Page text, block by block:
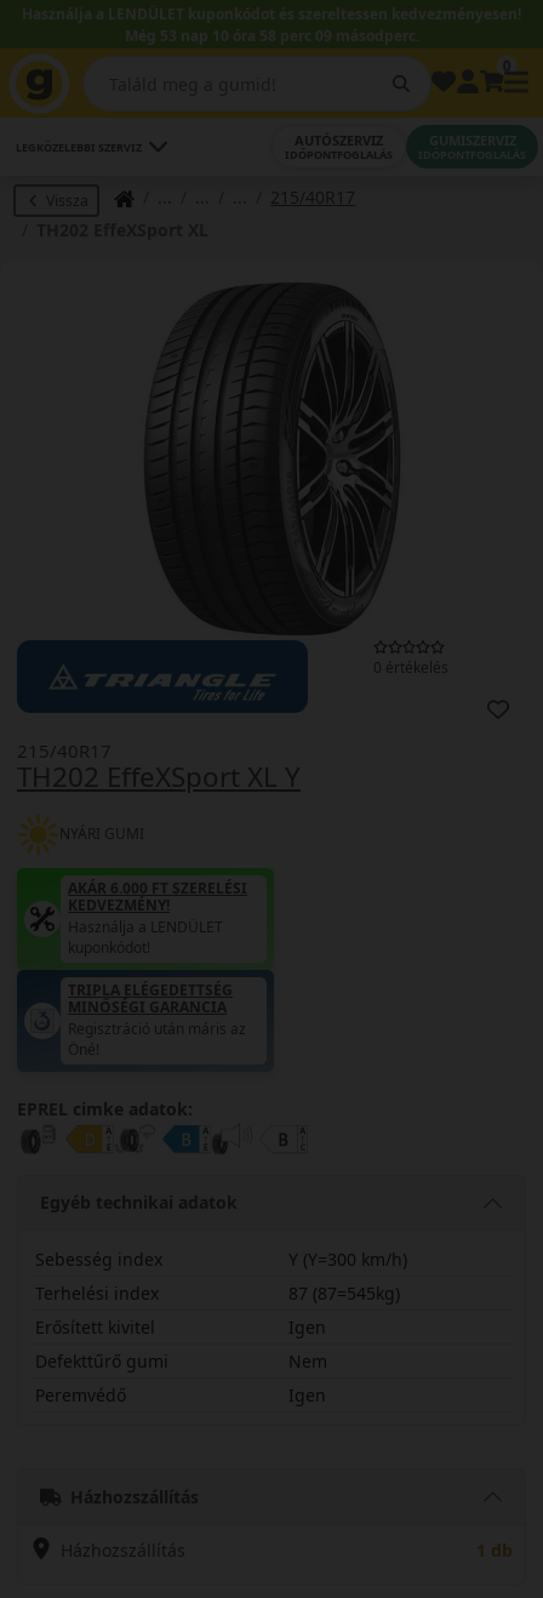
Használja a LENDÜLET kuponkódot és szereltessen kedvezményesen!
Még 53 nap 10 óra 58 perc 08 másodperc.
LEGKÖZELEBBI SZERVIZ AUTÓSZERVIZ
IDŐPONTFOGLALÁS
GUMISZERVIZ
IDŐPONTFOGLALÁS
Vissza
215/40R17
0 értékelés
TH202 EffeXSport XL Y
215/40R17
NYÁRI GUMI
AKÁR 6.000 FT SZERELÉSI
KEDVEZMÉNY!
Használja a LENDÜLET
kuponkódot!
TRIPLA ELÉGEDETTSÉG
MINŐSÉGI GARANCIA
Regisztráció után máris az
Öné!
EPREL cimke adatok:
Egyéb technikai adatok
Sebesség index
Y (Y=300 km/h)
Terhelési index
87 (87=545kg)
Erősített kivitel
Igen
Defekttűrő gumi
Nem
Peremvédő
Igen
Házhozszállítás
Házhozszállítás 1 db